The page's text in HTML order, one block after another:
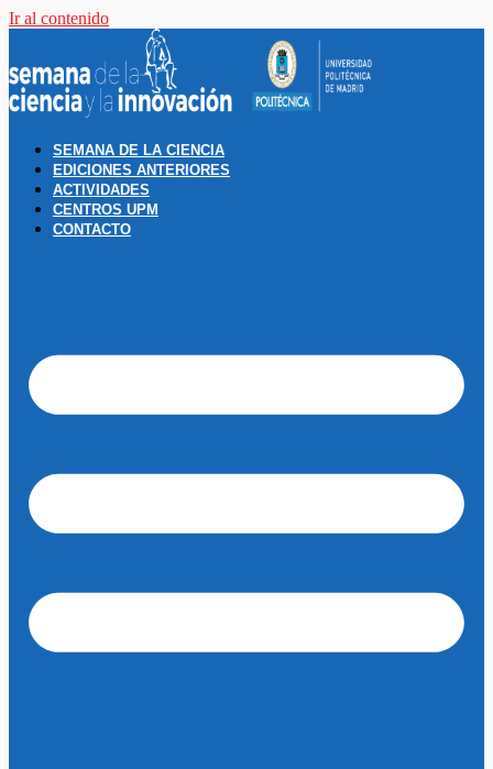
Ir al contenido
SEMANA DE LA CIENCIA
EDICIONES ANTERIORES
ACTIVIDADES
CENTROS UPM
CONTACTO